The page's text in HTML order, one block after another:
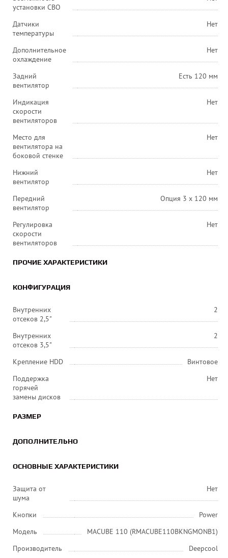
установки СВО
Датчики
температуры
Нет
Дополнительное
охлаждение
Нет
Задний
вентилятор
Есть 120 мм
Индикация
скорости
вентиляторов
Нет
Место для
вентилятора на
боковой стенке
Нет
Нижний
вентилятор
Нет
Передний
вентилятор
Опция 3 х 120 мм
Регулировка
скорости
вентиляторов
Нет
ПРОЧИЕ ХАРАКТЕРИСТИКИ
КОНФИГУРАЦИЯ
Внутренних
отсеков 2,5"
2
Внутренних
отсеков 3,5"
2
Крепление HDD
Винтовое
Поддержка
горячей
замены дисков
Нет
РАЗМЕР
ДОПОЛНИТЕЛЬНО
ОСНОВНЫЕ ХАРАКТЕРИСТИКИ
Защита от
шума
Нет
Кнопки
Power
Модель
MACUBE 110 (RMACUBE110BKNGMONB1)
Производитель
Deepcool